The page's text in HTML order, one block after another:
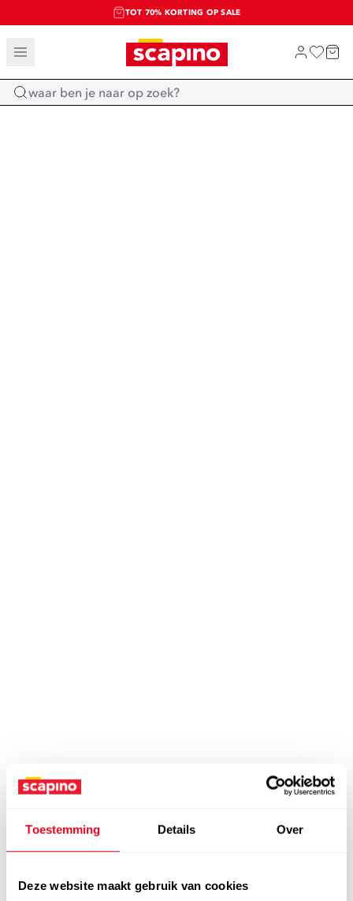
Toestemming Details Over
Deze website maakt gebruik van cookies
TOT 70% KORTING OP SALE
SALE: LAATSTE KANS!
SHOP NIEUW
Home